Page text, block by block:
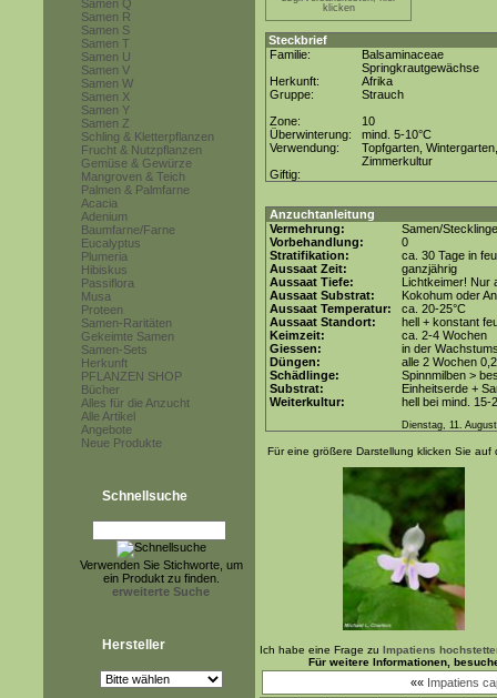
Samen Q
Samen R
Samen S
Samen T
Samen U
Samen V
Samen W
Samen X
Samen Y
Samen Z
Schling & Kletterpflanzen
Frucht & Nutzpflanzen
Gemüse & Gewürze
Mangroven & Teich
Palmen & Palmfarne
Acacia
Adenium
Baumfarne/Farne
Eucalyptus
Plumeria
Hibiskus
Passiflora
Musa
Proteen
Samen-Raritäten
Gekeimte Samen
Samen-Sets
Herkunft
PFLANZEN SHOP
Bücher
Alles für die Anzucht
Alle Artikel
Angebote
Neue Produkte
Schnellsuche
Verwenden Sie Stichworte, um
ein Produkt zu finden.
erweiterte Suche
Hersteller
klicken
Steckbrief
Familie:
Balsaminaceae
Springkrautgewächse
Herkunft:
Afrika
Gruppe:
Strauch
Zone:
10
Überwinterung:
mind. 5-10°C
Verwendung:
Topfgarten, Wintergarten,
Zimmerkultur
Giftig:
Anzuchtanleitung
Vermehrung:
Samen/Stecklinge
Vorbehandlung:
0
Stratifikation:
ca. 30 Tage in
Aussaat Zeit:
ganzjährig
Aussaat Tiefe:
Lichtkeimer! Nur
Aussaat Substrat:
Kokohum oder
Aussaat Temperatur:
ca. 20-25°C
Aussaat Standort:
hell + konstant
Keimzeit:
ca. 2-4 Wochen
Giessen:
in der
Düngen:
alle 2 Wochen
Schädlinge:
Spinnmilben >
Substrat:
Einheitserde +
Weiterkultur:
hell bei mind. 15-
Dienstag, 11.
Für eine größere Darstellung klicken Sie auf
Ich habe eine Frage zu Impatiens
Für weitere Informationen,
«« Impatiens